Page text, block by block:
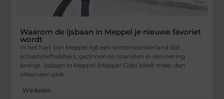
Waarom de ijsbaan in Meppel je nieuwe favoriet
wordt
In het hart van Meppel ligt een winterwonderland dat
schaatsliefhebbers, gezinnen en toeristen in vervoering
brengt. Ijsbaan in Meppel (Meppel Gids) biedt meer dan
alleen een plek
Winkelen